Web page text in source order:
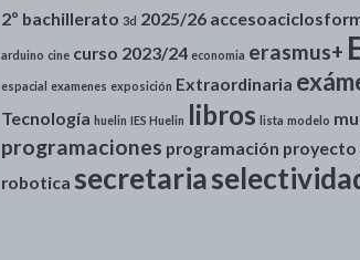
2º bachillerato 3d 2025/26
arduino cine curso 2023/24 economia erasmus+
espacial examenes exposición Extraordinaria
Tecnología huelin IES Huelin libros lista modelo
programaciones programación proyecto
robotica secretaria